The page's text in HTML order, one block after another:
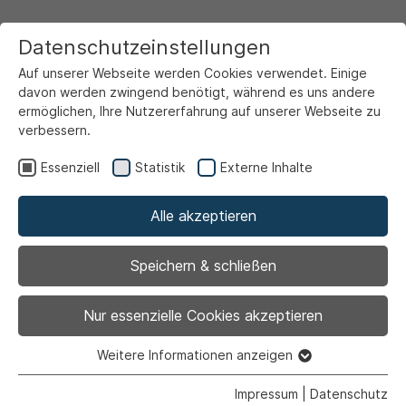
AFTER WORK ART
nach Frida Kahlo -
Kreativer Feierabend
Datenschutzeinstellungen
Auf unserer Webseite werden Cookies verwendet. Einige
davon werden zwingend benötigt, während es uns andere
ermöglichen, Ihre Nutzererfahrung auf unserer Webseite zu
verbessern.
Essenziell Statistik Externe Inhalte
Alle akzeptieren
Speichern & schließen
Nur essenzielle Cookies akzeptieren
Essenzielle Cookies werden für grundlegende Funktionen
Weitere Informationen anzeigen
Impressum Datenschutz